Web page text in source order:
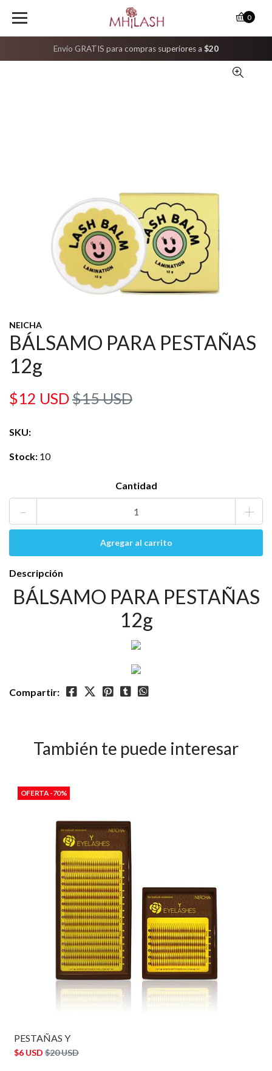
Envío GRATIS para compras superiores a $20
0
NEICHA
BÁLSAMO PARA PESTAÑAS
12g
$12 USD$15 USD
SKU:
Stock: 10
Cantidad
- +
Descripción
BÁLSAMO PARA PESTAÑAS
12g
Compartir:
También te puede interesar
OFERTA -70%
PESTAÑAS Y
$6 USD $20 USD